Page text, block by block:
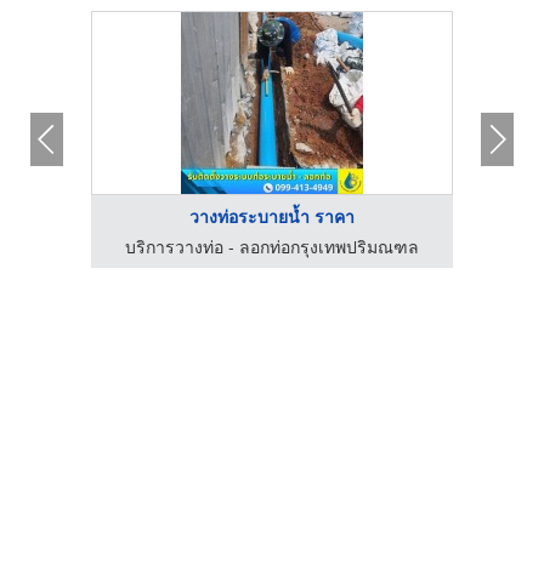
วางท่อระบายน้ำ ราคา
บริการวางท่อ - ลอกท่อกรุงเทพปริมณฑล